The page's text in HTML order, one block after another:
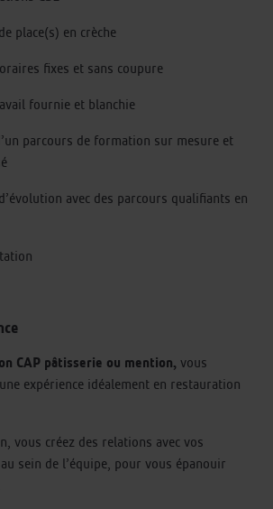
place(s) en crèche
fixes et sans coupure
fournie et blanchie
parcours de formation sur mesure et
avec des parcours qualifiants en
CAP pâtisserie ou mention, vous
expérience idéalement en restauration
vous créez des relations avec vos
sein de l’équipe, pour vous épanouir